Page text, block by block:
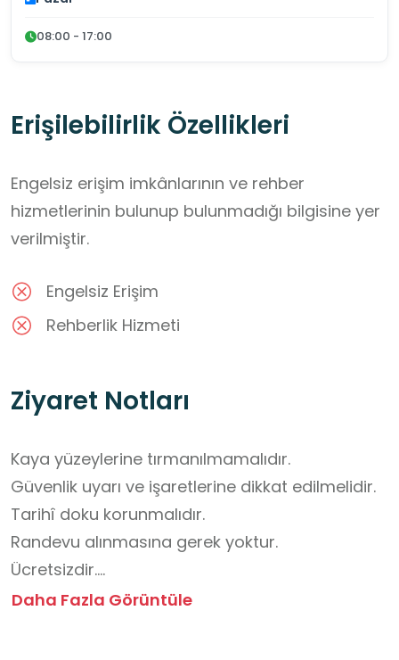
08:00 - 17:00
Erişilebilirlik Özellikleri
Engelsiz erişim imkânlarının ve rehber
hizmetlerinin bulunup bulunmadığı bilgisine yer
verilmiştir.
Engelsiz Erişim
Rehberlik Hizmeti
Ziyaret Notları
Kaya yüzeylerine tırmanılmamalıdır.
Güvenlik uyarı ve işaretlerine dikkat edilmelidir.
Tarihî doku korunmalıdır.
Randevu alınmasına gerek yoktur.
Ücretsizdir.
Yiyecek içecek götürülebilir.
Daha Fazla Görüntüle